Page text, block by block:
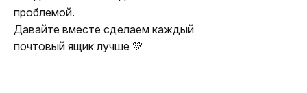
проблемой.
Давайте вместе сделаем каждый
почтовый ящик лучше 💚